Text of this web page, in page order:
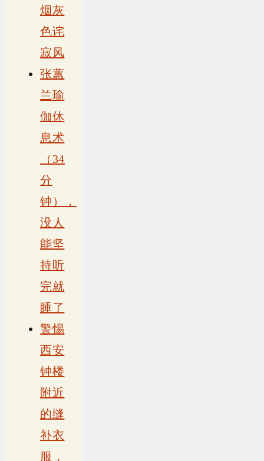
烟灰
色诧
寂风
张蕙
兰瑜
伽休
息术
（34
分
钟），
没人
能坚
持听
完就
睡了
警惕
西安
钟楼
附近
的缝
补衣
服，